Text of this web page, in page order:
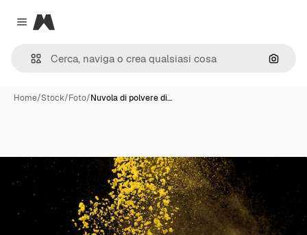
Close menu
Magnific
Cerca
Home/Stock/Foto/Nuvola di polvere di…